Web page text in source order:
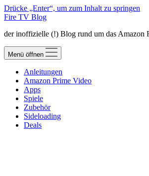
Drücke „Enter“, um zum Inhalt zu springen
Fire TV Blog
der inoffizielle (!) Blog rund um das Amazon
Menü öffnen
Anleitungen
Amazon Prime Video
Apps
Spiele
Zubehör
Sideloading
Deals